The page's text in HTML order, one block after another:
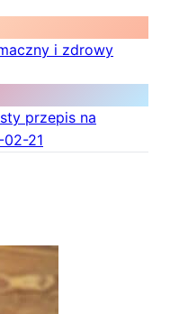
i zdrowy
przepis na
21